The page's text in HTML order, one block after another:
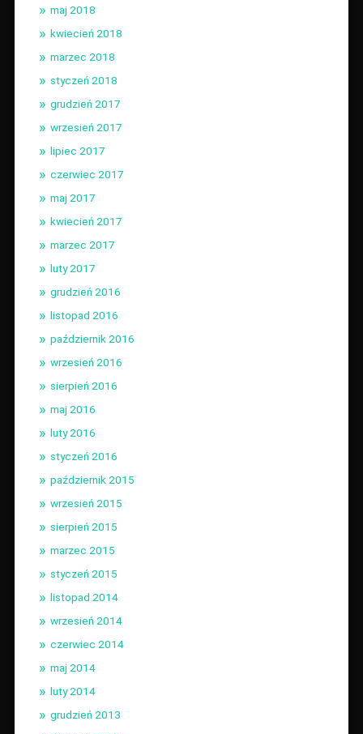
maj 2018
kwiecień 2018
marzec 2018
styczeń 2018
grudzień 2017
wrzesień 2017
lipiec 2017
czerwiec 2017
maj 2017
kwiecień 2017
marzec 2017
luty 2017
grudzień 2016
listopad 2016
październik 2016
wrzesień 2016
sierpień 2016
maj 2016
luty 2016
styczeń 2016
październik 2015
wrzesień 2015
sierpień 2015
marzec 2015
styczeń 2015
listopad 2014
wrzesień 2014
czerwiec 2014
maj 2014
luty 2014
grudzień 2013